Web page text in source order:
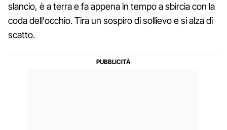
slancio, è a terra e fa appena in tempo a sbircia con la
coda dell'occhio. Tira un sospiro di sollievo e si alza di
scatto.